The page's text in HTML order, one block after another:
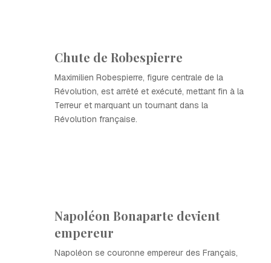
Chute de Robespierre
Maximilien Robespierre, figure centrale de la
Révolution, est arrêté et exécuté, mettant fin à la
Terreur et marquant un tournant dans la
Révolution française.
Napoléon Bonaparte devient
empereur
Napoléon se couronne empereur des Français,